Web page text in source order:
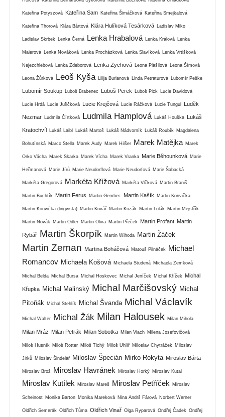
Kateřina Potyszová Kateřina Sam Kateřina Šimáčková Kateřina Smejkalová
Kateřina Thorová Klára Bártová Klára Hulíková Tesárková Ladislav Miko
Ladislav Skrbek Lenka Černá Lenka Hrabalová Lenka Králová Lenka
Maierová Lenka Nováková Lenka Procházková Lenka Slavíková Lenka Vrtišková
Nejezchlebová Lenka Zdeborová Lenka Zychová Leona Plášilová Leona Šímová
Leona Žůrková Leoš Kyša Lilija Burianová Linda Petraturová Lubomír Peške
Lubomír Soukup Luboš Brabenec Luboš Perek Luboš Pick Lucie Davidová
Lucie Hrdá Lucie Juřičková Lucie Krejčová Lucie Ráčková Lucie Tungul Luděk
Nezmar Ludmila Čírtková Ludmila Hamplová Lukáš Houška Lukáš
Kratochvíl Lukáš Laibl Lukáš Martoš Lukáš Nádvorník Lukáš Roubík Magdalena
Bohutínská Marco Stella Marek Audy Marek Hilšer Marek Matějka Marek
Orko Vácha Marek Skarka Marek Vícha Marek Vranka Marie Běhounková Marie
Heřmanová Marie Jírů Marie Neudorflová Marie Neudorfová Marie Šabacká
Markéta Gregorová Markéta Křížová Markéta Vlčková Martin Braniš
Martin Buchtík Martin Ferus Martin Gembec Martin Kašík Martin Konvička
Martin Konvička (lingvista) Martin Kovář Martin Kozák Martin Lulák Martin Mejstřík
Martin Novák Martin Odler Martin Oliva Martin Přeček Martin Profant Martin
Rybář Martin Škorpík Martin Wihoda Martin Žáček
Martin Zeman Martina Boháčová Matouš Pilnáček
Michael
Romancov Michaela Košová Michaela Studená Michaela Zemková
Michal Belda Michal Bursa Michal Hoskovec Michal Jeníček Michal Křížek Michal
Křupka Michal Malinský Michal Marčišovský Michal
Pitoňák
Michal Stehlík Michal Švanda Michal Václavík
Michal Walter Michal Žák Milan Halousek Milan Mihola
Milan Mráz Milan Petrák Milan Sobotka Milan Vlach Milena Josefovičová
Miloš Husník Miloš Rotter Miloš Tichý Miloš Uhlíř Miloslav Chytráček Miloslav
Jirků Miloslav Šindelář Miloslav Špecián Mirko Rokyta Miroslav Bárta
Miroslav Brož Miroslav Havránek Miroslav Horký Miroslav Kutal
Miroslav Kutílek Miroslav Mareš Miroslav Petříček Miroslav
Scheinost Monika Barton Monika Mareková Nina Andrš Fárová Norbert Werner
Oldřich Semerák Oldřich Tůma Oldřich Vinař Olga Ryparová Ondřej Čadek Ondřej